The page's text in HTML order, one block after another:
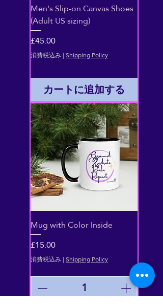
Men's Slip-on Canvas Shoes
(Adult US sizing)
価格
£45.00
消費税込み|Shipping Policy
カートに追加する
Mug with Color Inside
価格
£15.00
消費税込み|Shipping Policy